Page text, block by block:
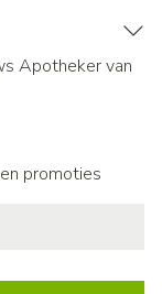
Apotheker van
promoties